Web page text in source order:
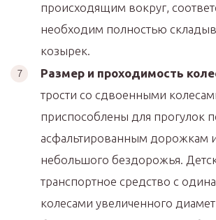
происходящим вокруг,
необходим полностью
козырек.
Размер и проходимость
трости со сдвоенными
приспособлены для прогулок
асфальтированным дорожкам
небольшого бездорожья.
транспортное средство с
колесами увеличенного